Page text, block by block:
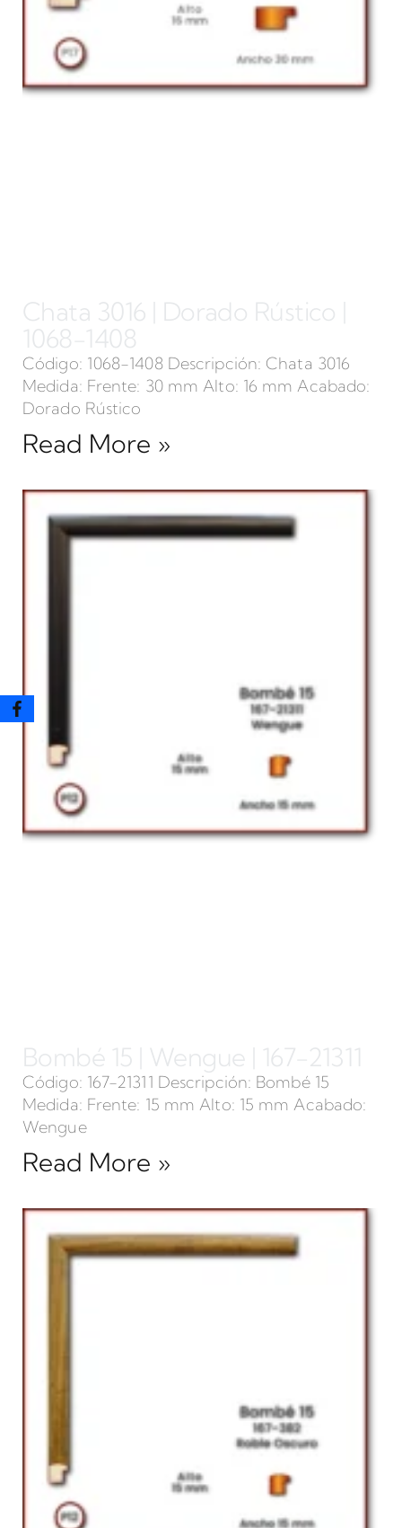
Chata 3016 | Dorado Rústico |
1068-1408
Código: 1068-1408 Descripción: Chata 3016
Medida: Frente: 30 mm Alto: 16 mm Acabado:
Dorado Rústico
Read More »
Bombé 15 | Wengue | 167-21311
Código: 167-21311 Descripción: Bombé 15
Medida: Frente: 15 mm Alto: 15 mm Acabado:
Wengue
Read More »